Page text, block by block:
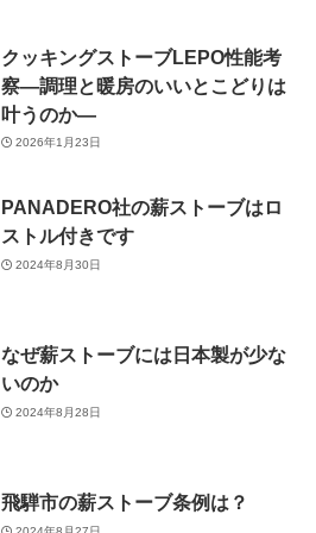
クッキングストーブLEPO性能考
察―調理と暖房のいいとこどりは
叶うのか―
2026年1月23日
PANADERO社の薪ストーブはロ
ストル付きです
2024年8月30日
なぜ薪ストーブには日本製が少な
いのか
2024年8月28日
飛騨市の薪ストーブ条例は？